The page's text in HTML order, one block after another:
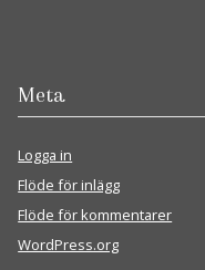
Meta
Logga in
Flöde för inlägg
Flöde för kommentarer
WordPress.org